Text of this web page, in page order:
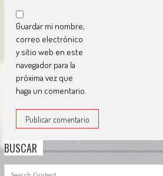
Guardar mi nombre,
correo electrónico
y sitio web en este
navegador para la
próxima vez que
haga un comentario.
BUSCAR